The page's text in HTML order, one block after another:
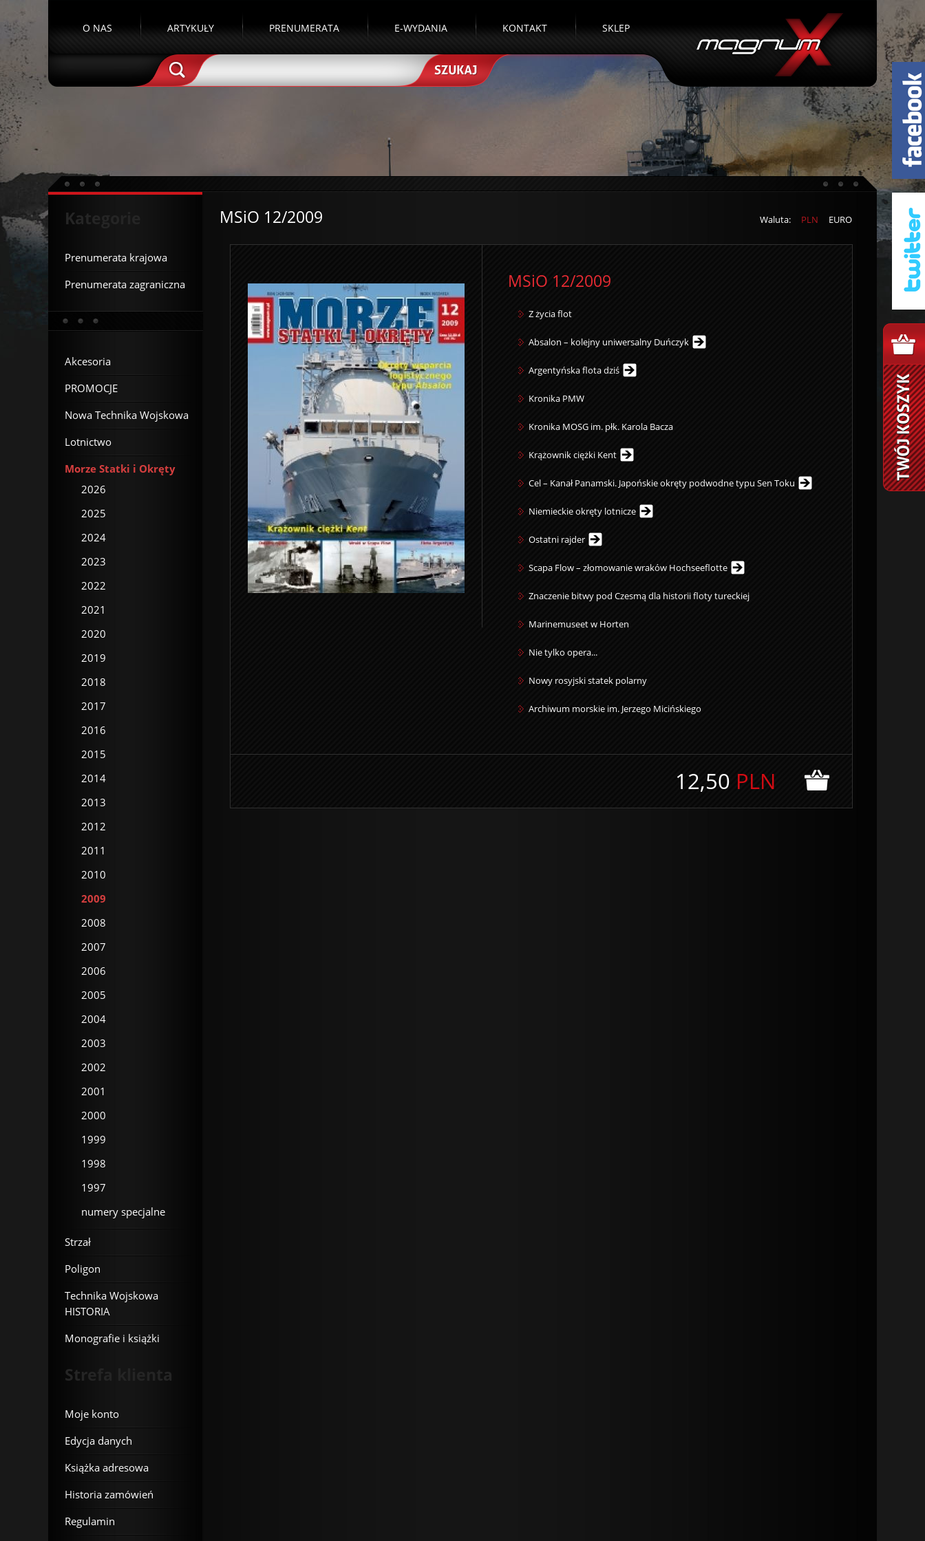
O NAS ARTYKUŁY PRENUMERATA E-WYDANIA KONTAKT SKLEP
Waluta: PLN EURO
MSiO 12/2009
MSiO 12/2009
Z życia flot
Absalon – kolejny uniwersalny Duńczyk
Argentyńska flota dziś
Kronika PMW
Kronika MOSG im. płk. Karola Bacza
Krążownik ciężki Kent
Cel – Kanał Panamski. Japońskie okręty podwodne typu Sen Toku
Niemieckie okręty lotnicze
Ostatni rajder
Scapa Flow – złomowanie wraków Hochseeflotte
Znaczenie bitwy pod Czesmą dla historii floty tureckiej
Marinemuseet w Horten
Nie tylko opera...
Nowy rosyjski statek polarny
Archiwum morskie im. Jerzego Micińskiego
12,50 PLN
Kategorie
Prenumerata krajowa
Prenumerata zagraniczna
Akcesoria
PROMOCJE
Nowa Technika Wojskowa
Lotnictwo
Morze Statki i Okręty
2026
2025
2024
2023
2022
2021
2020
2019
2018
2017
2016
2015
2014
2013
2012
2011
2010
2009
2008
2007
2006
2005
2004
2003
2002
2001
2000
1999
1998
1997
numery specjalne
Strzał
Poligon
Technika Wojskowa
HISTORIA
Monografie i książki
Strefa klienta
Moje konto
Edycja danych
Książka adresowa
Historia zamówień
Regulamin